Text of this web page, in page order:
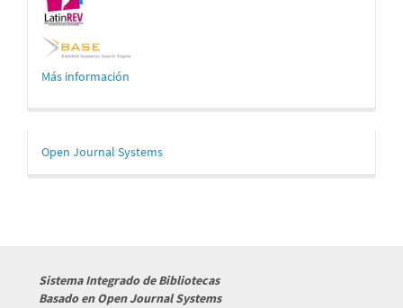
Más información
Desarrollado
por
Open Journal Systems
Sistema Integrado de Bibliotecas
Basado en Open Journal Systems